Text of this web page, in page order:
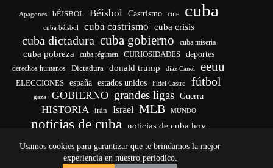
Usamos cookies para garantizar que te brindamos la mejor
experiencia en nuestro periódico.
Apagones bÉISBOL Béisbol Castrismo cine cuba
cuba béisbol cuba castrismo cuba crisis
cuba dictadura cuba gobierno cuba miseria
cuba pobreza cuba régimen CURIOSIDADES deportes
derechos humanos Dictadura donald trump díaz Canel eeuu
ELECCIONES españa estados unidos Fidel Castro fútbol
gaza GOBIERNO grandes ligas Guerra
HISTORIA irán Israel MLB MUNDO
noticias de cuba
noticias de cuba hoy
vida yankees